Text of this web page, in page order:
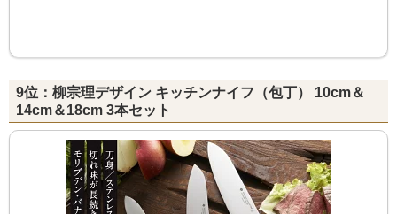
9位：柳宗理デザイン キッチンナイフ（包丁） 10cm＆
14cm＆18cm 3本セット